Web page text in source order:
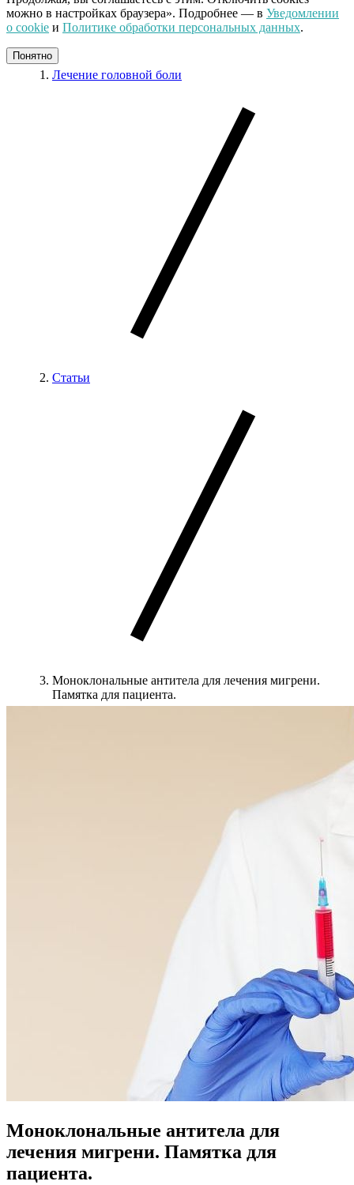
можно в настройках браузера». Подробнее — в Уведомлении
о cookie и Политике обработки персональных данных.
Понятно
Лечение головной боли
Статьи
Моноклональные антитела для лечения мигрени.
Памятка для пациента.
Моноклональные антитела для
лечения мигрени. Памятка для
пациента.